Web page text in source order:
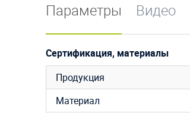
Параметры Видео
Сертификация, материалы
Продукция
Материал